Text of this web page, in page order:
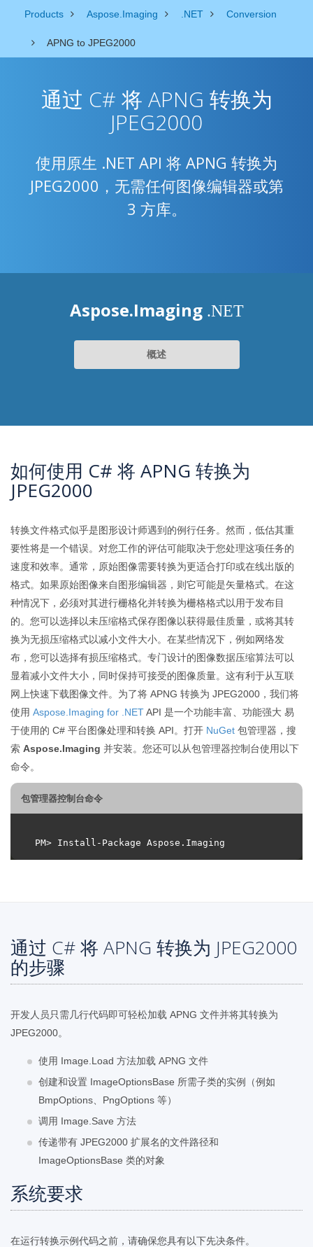
Products Aspose.Imaging .NET Conversion
APNG to JPEG2000
通过 C# 将 APNG 转换为
JPEG2000
使用原生 .NET API 将 APNG 转换为
JPEG2000，无需任何图像编辑器或第
3 方库。
Aspose.Imaging .NET
概述
如何使用 C# 将 APNG 转换为
JPEG2000
转换文件格式似乎是图形设计师遇到的例行任务。然而，低估其重
要性将是一个错误。对您工作的评估可能取决于您处理这项任务的
速度和效率。通常，原始图像需要转换为更适合打印或在线出版的
格式。如果原始图像来自图形编辑器，则它可能是矢量格式。在这
种情况下，必须对其进行栅格化并转换为栅格格式以用于发布目
的。您可以选择以未压缩格式保存图像以获得最佳质量，或将其转
换为无损压缩格式以减小文件大小。在某些情况下，例如网络发
布，您可以选择有损压缩格式。专门设计的图像数据压缩算法可以
显着减小文件大小，同时保持可接受的图像质量。这有利于从互联
网上快速下载图像文件。为了将 APNG 转换为 JPEG2000，我们将
使用 Aspose.Imaging for .NETAPI 是一个功能丰富、功能强大 易
于使用的 C# 平台图像处理和转换 API。打开 NuGet 包管理器，搜
索 Aspose.Imaging 并安装。您还可以从包管理器控制台使用以下
命令。
包管理器控制台命令
通过 C# 将 APNG 转换为 JPEG2000
的步骤
开发人员只需几行代码即可轻松加载 APNG 文件并将其转换为
JPEG2000。
使用 Image.Load 方法加载 APNG 文件
创建和设置 ImageOptionsBase 所需子类的实例（例如
BmpOptions、PngOptions 等）
调用 Image.Save 方法
传递带有 JPEG2000 扩展名的文件路径和
ImageOptionsBase 类的对象
系统要求
在运行转换示例代码之前，请确保您具有以下先决条件。